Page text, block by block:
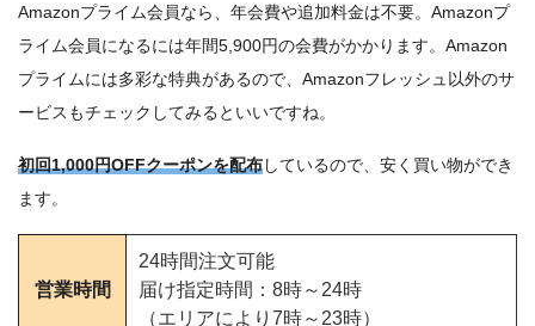
Amazonプライム会員なら、年会費や追加料金は不要。Amazonプ
ライム会員になるには年間5,900円の会費がかかります。Amazon
プライムには多彩な特典があるので、Amazonフレッシュ以外のサ
ービスもチェックしてみるといいですね。
初回1,000円OFFクーポンを配布しているので、安く買い物ができ
ます。
営業時間
24時間注文可能
届け指定時間：8時～24時
（エリアにより7時～23時）